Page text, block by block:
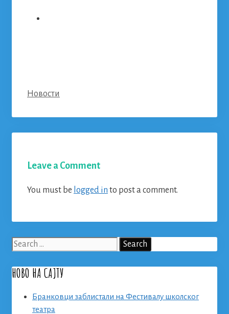
Categories
Новости
Leave a Comment
You must be logged in to post a comment.
Search
НОВО НА САЈТУ
Бранковци заблистали на Фестивалу школског
театра